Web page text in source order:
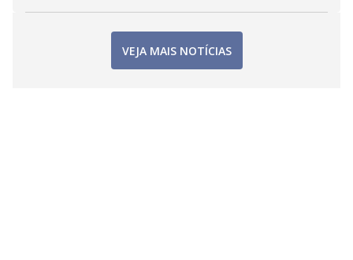
VEJA MAIS NOTÍCIAS